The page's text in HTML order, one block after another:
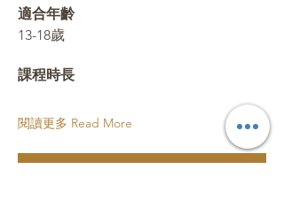
適合年齡
13-18歲
課程時長
閱讀更多 Read More